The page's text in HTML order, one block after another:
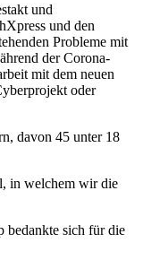
und
und den
Probleme mit
der Corona-
mit dem neuen
oder
davon 45 unter 18
in welchem wir die
bedankte sich für die